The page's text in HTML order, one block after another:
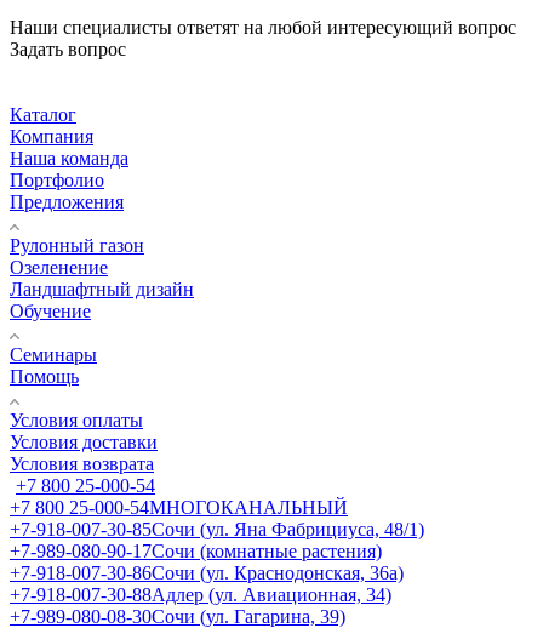
Наши специалисты ответят на любой интересующий вопрос
Задать вопрос
Каталог
Компания
Наша команда
Портфолио
Предложения
Рулонный газон
Озеленение
Ландшафтный дизайн
Обучение
Семинары
Помощь
Условия оплаты
Условия доставки
Условия возврата
+7 800 25-000-54
+7 800 25-000-54МНОГОКАНАЛЬНЫЙ
+7-918-007-30-85Сочи (ул. Яна Фабрициуса, 48/1)
+7-989-080-90-17Сочи (комнатные растения)
+7-918-007-30-86Сочи (ул. Краснодонская, 36а)
+7-918-007-30-88Адлер (ул. Авиационная, 34)
+7-989-080-08-30Сочи (ул. Гагарина, 39)